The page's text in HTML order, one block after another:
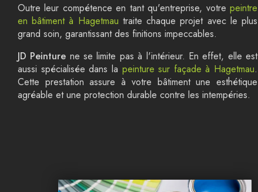
Outre leur compétence en tant qu'entreprise, votre peintre
en bâtiment à Hagetmau traite chaque projet avec le plus
grand soin, garantissant des finitions impeccables.
JD Peinture ne se limite pas à l'intérieur. En effet, elle est
aussi spécialisée dans la peinture sur façade à Hagetmau.
Cette prestation assure à votre bâtiment une esthétique
agréable et une protection durable contre les intempéries.